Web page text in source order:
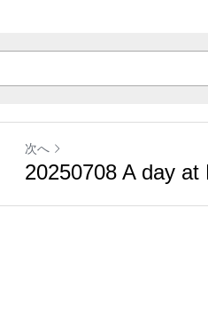
次へ
20250708 A day at